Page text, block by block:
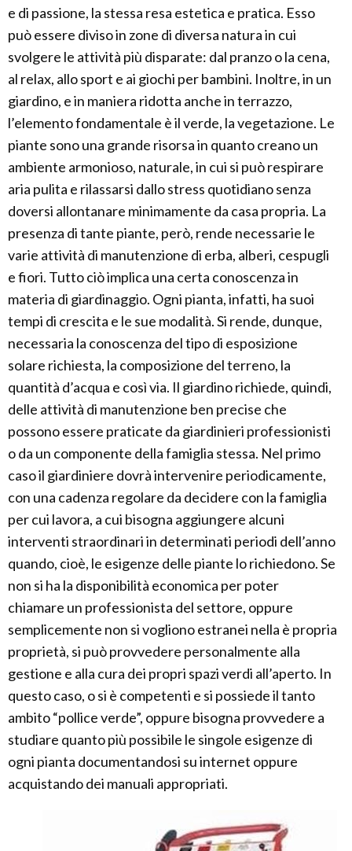
e di passione, la stessa resa estetica e pratica. Esso
può essere diviso in zone di diversa natura in cui
svolgere le attività più disparate: dal pranzo o la cena,
al relax, allo sport e ai giochi per bambini. Inoltre, in un
giardino, e in maniera ridotta anche in terrazzo,
l’elemento fondamentale è il verde, la vegetazione. Le
piante sono una grande risorsa in quanto creano un
ambiente armonioso, naturale, in cui si può respirare
aria pulita e rilassarsi dallo stress quotidiano senza
doversi allontanare minimamente da casa propria. La
presenza di tante piante, però, rende necessarie le
varie attività di manutenzione di erba, alberi, cespugli
e fiori. Tutto ciò implica una certa conoscenza in
materia di giardinaggio. Ogni pianta, infatti, ha suoi
tempi di crescita e le sue modalità. Si rende, dunque,
necessaria la conoscenza del tipo di esposizione
solare richiesta, la composizione del terreno, la
quantità d’acqua e così via. Il giardino richiede, quindi,
delle attività di manutenzione ben precise che
possono essere praticate da giardinieri professionisti
o da un componente della famiglia stessa. Nel primo
caso il giardiniere dovrà intervenire periodicamente,
con una cadenza regolare da decidere con la famiglia
per cui lavora, a cui bisogna aggiungere alcuni
interventi straordinari in determinati periodi dell’anno
quando, cioè, le esigenze delle piante lo richiedono. Se
non si ha la disponibilità economica per poter
chiamare un professionista del settore, oppure
semplicemente non si vogliono estranei nella è propria
proprietà, si può provvedere personalmente alla
gestione e alla cura dei propri spazi verdi all’aperto. In
questo caso, o si è competenti e si possiede il tanto
ambito “pollice verde”, oppure bisogna provvedere a
studiare quanto più possibile le singole esigenze di
ogni pianta documentandosi su internet oppure
acquistando dei manuali appropriati.